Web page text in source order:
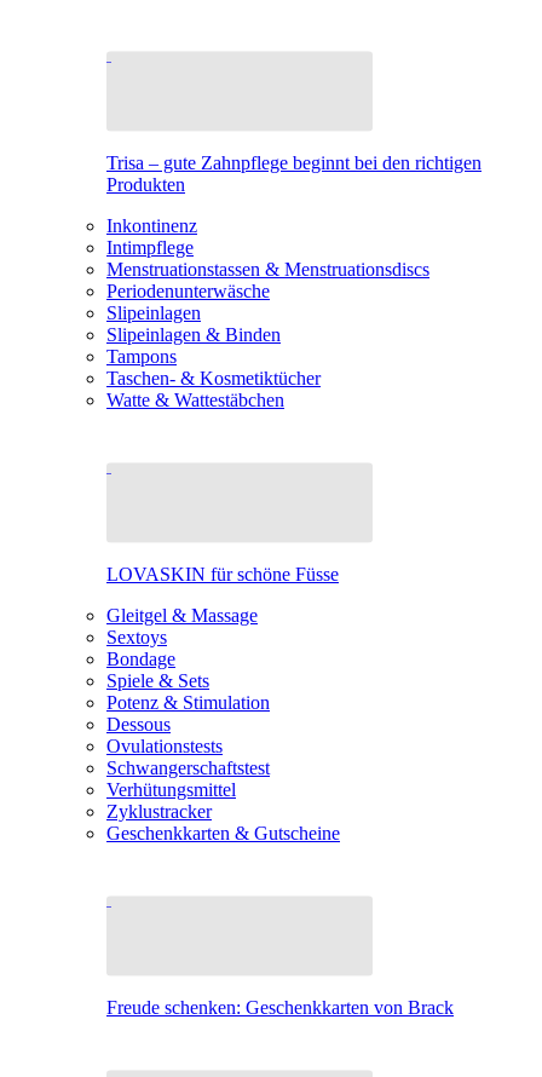
Trisa – gute Zahnpflege beginnt bei den richtigen
Produkten
Inkontinenz
Intimpflege
Menstruationstassen & Menstruationsdiscs
Periodenunterwäsche
Slipeinlagen
Slipeinlagen & Binden
Tampons
Taschen- & Kosmetiktücher
Watte & Wattestäbchen
LOVASKIN für schöne Füsse
Gleitgel & Massage
Sextoys
Bondage
Spiele & Sets
Potenz & Stimulation
Dessous
Ovulationstests
Schwangerschaftstest
Verhütungsmittel
Zyklustracker
Geschenkkarten & Gutscheine
Freude schenken: Geschenkkarten von Brack